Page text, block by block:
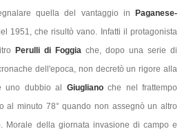
quella del vantaggio in
Paganese-
1951, che risultò vano. Infatti il protagonista
Perulli di Foggia che, dopo una serie di
dell'epoca, non decretò un rigore alla
uno dubbio al Giuglianoche nel frattempo
al minuto 78° quando non assegnò un altro
Morale della giornata invasione di campo e